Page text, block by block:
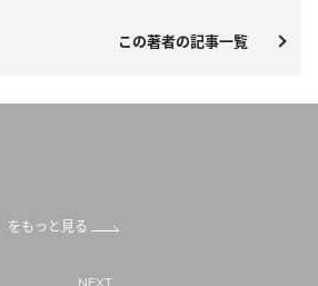
この著者の記事一覧
をもっと見る
NEXT